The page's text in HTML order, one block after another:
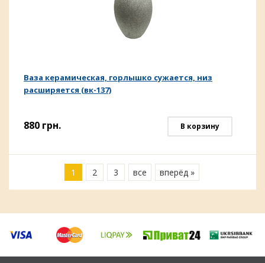
Ваза керамическая, горлышко сужается, низ
расширяется (вк-137)
880 грн. В корзину
1 2 3 все вперёд »